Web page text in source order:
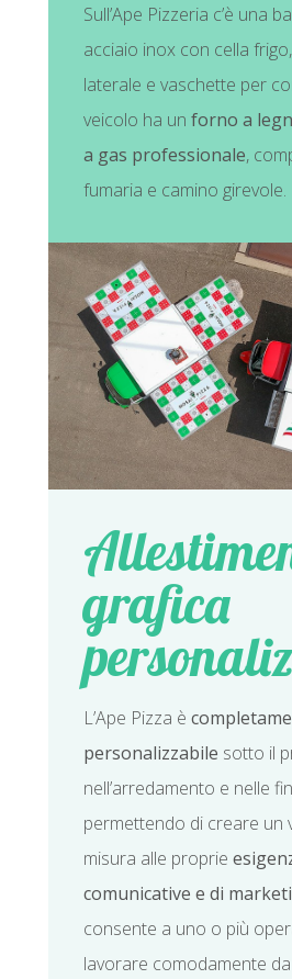
Sull’Ape Pizzeria c’è una
acciaio inox con cella
laterale e vaschette per
veicolo ha un forno a
a gas professionale,
fumaria e camino girevole.
grafica
L’Ape Pizza è
personalizzabile sotto il
nell’arredamento e nelle
permettendo di creare un
misura alle proprie
comunicative e di
consente a uno o più
lavorare comodamente